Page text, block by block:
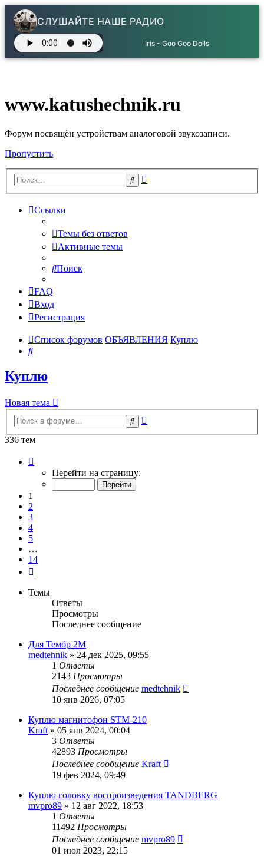
СЛУШАЙТЕ НАШЕ РАДИО
Iris - Goo Goo Dolls
www.katushechnik.ru
Форум посвящён устройствам аналоговой звукозаписи.
Пропустить
Поиск
Ссылки
Темы без ответов
Активные темы
Поиск
FAQ
Вход
Регистрация
Список форумов ОБЪЯВЛЕНИЯ Куплю
Поиск
Куплю
Новая тема
Поиск
336 тем
Перейти на страницу:
1
2
3
4
5
…
14
Темы
Ответы
Просмотры
Последнее сообщение
Для Тембр 2М
medtehnik » 24 дек 2025, 09:55
1 Ответы
2143 Просмотры
Последнее сообщение medtehnik
10 янв 2026, 07:05
Куплю магнитофон STM-210
Kraft » 05 янв 2024, 00:04
3 Ответы
42893 Просмотры
Последнее сообщение Kraft
19 фев 2024, 09:49
Куплю головку воспроизведения TANDBERG
mvpro89 » 12 авг 2022, 18:53
1 Ответы
11492 Просмотры
Последнее сообщение mvpro89
01 июл 2023, 22:15